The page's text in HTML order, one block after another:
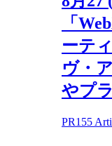
「
ーテ
ヴ・
やプ
PR155